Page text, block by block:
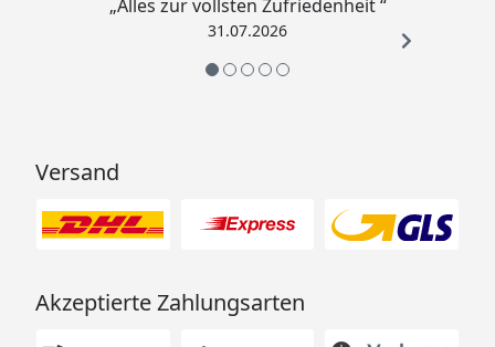
Faser-Beton
Verpackungsmaße (L × B × H)
„Alles zur vollsten Zufriedenheit “
31.07.2026
Versand
Akzeptierte Zahlungsarten